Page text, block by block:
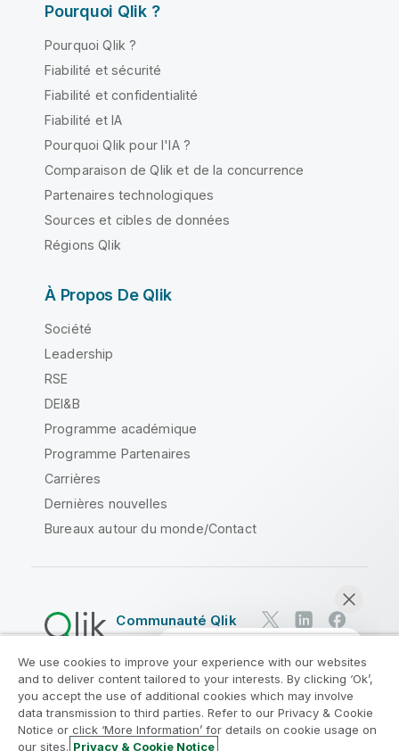
Pourquoi Qlik ?
Pourquoi Qlik ?
Fiabilité et sécurité
Fiabilité et confidentialité
Fiabilité et IA
Pourquoi Qlik pour l'IA ?
Comparaison de Qlik et de la concurrence
Partenaires technologiques
Sources et cibles de données
Régions Qlik
À Propos De Qlik
Société
Leadership
RSE
DEI&B
Programme académique
Programme Partenaires
Carrières
Dernières nouvelles
Bureaux autour du monde/Contact
Communauté Qlik
Contrats juridiques
Conditions d'utilisation des produits
Legal Policies
Conditions légales
Conditions d'utilisation
Marques
We use cookies to improve your experience with our websites
and to deliver content tailored to your interests. By clicking ‘Ok’,
you accept the use of additional cookies which may involve
data transmission to third parties. Refer to our Privacy & Cookie
Notice or click ‘More Information’ for details on cookie usage on
our sites. Privacy & Cookie Notice